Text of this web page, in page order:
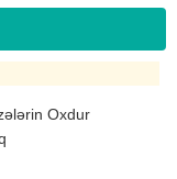
Oxdur